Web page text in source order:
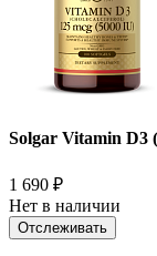
Solgar Vitamin D3
1 690 ₽
Нет в наличии
Отслеживать